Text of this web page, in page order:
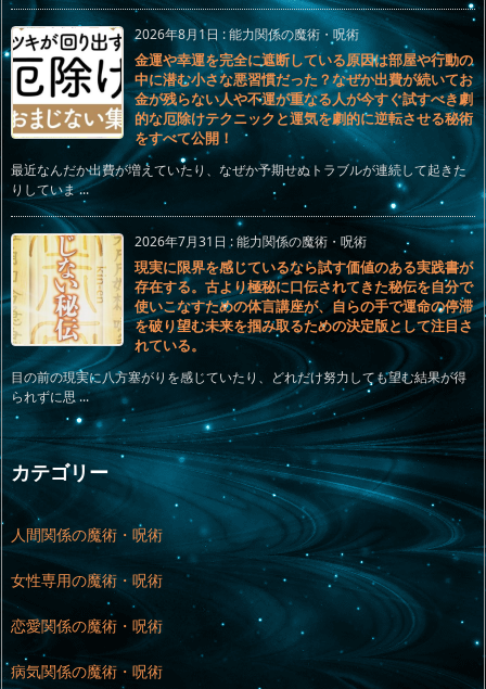
2026年8月1日 :能力関係の魔術・呪術
金運や幸運を完全に遮断している原因は部屋や行動の
中に潜む小さな悪習慣だった？なぜか出費が続いてお
金が残らない人や不運が重なる人が今すぐ試すべき劇
的な厄除けテクニックと運気を劇的に逆転させる秘術
をすべて公開！
最近なんだか出費が増えていたり、なぜか予期せぬトラブルが連続して起きた
りしていま ...
2026年7月31日 :能力関係の魔術・呪術
現実に限界を感じているなら試す価値のある実践書が
存在する。古より極秘に口伝されてきた秘伝を自分で
使いこなすための体言講座が、自らの手で運命の停滞
を破り望む未来を掴み取るための決定版として注目さ
れている。
目の前の現実に八方塞がりを感じていたり、どれだけ努力しても望む結果が得
られずに思 ...
カテゴリー
人間関係の魔術・呪術
女性専用の魔術・呪術
恋愛関係の魔術・呪術
病気関係の魔術・呪術